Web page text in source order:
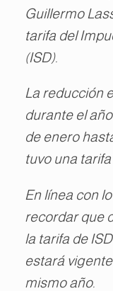
Guillermo
tarifa del
(ISD).
La reducción
durante el año
de enero
tuvo una tarifa
En línea con
recordar que
la tarifa de
estará
mismo año.